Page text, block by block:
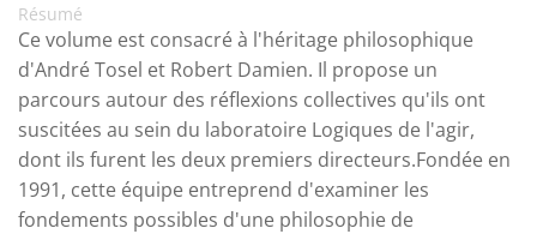
Résumé
Ce volume est consacré à l'héritage philosophique
d'André Tosel et Robert Damien. Il propose un
parcours autour des réflexions collectives qu'ils ont
suscitées au sein du laboratoire Logiques de l'agir,
dont ils furent les deux premiers directeurs.Fondée en
1991, cette équipe entreprend d'examiner les
fondements possibles d'une philosophie de